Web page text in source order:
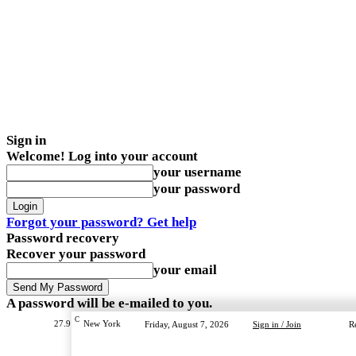
Sign in
Welcome! Log into your account
your username
your password
Forgot your password? Get help
Password recovery
Recover your password
your email
A password will be e-mailed to you.
27.9 C New York Friday, August 7, 2026 Sign in / Join